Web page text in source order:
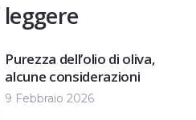
Purezza dell’olio di oliva,
alcune considerazioni
9 Febbraio 2026